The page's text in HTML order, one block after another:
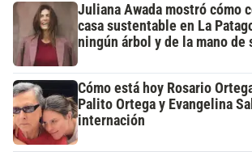
Juliana Awada mostró cómo
casa sustentable en La
ningún árbol y de la mano de
Cómo está hoy Rosario
Palito Ortega y Evangelina
internación